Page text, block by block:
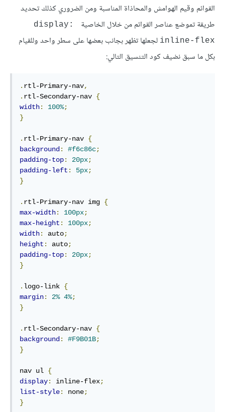
القوائم وقيم الهوامش والمحاذاة المناسبة ومن الضروري كذلك تحديد
طريقة تموضع عناصر القوائم من خلال الخاصية
display:
inline-flex لجعلها تظهر بجانب بعضها على سطر واحد وللقيام
بكل ما سبق نضيف كود التنسيق التالي:
. rtl-Primary-nav,
. rtl-Secondary-nav {
width: 100%;
}
. rtl-Primary-nav {
background : #f6c86c;
padding-top: 20px;
padding-left : 5px;
}
. rtl-Primary-nav img {
max-width: 100px;
max-height : 100px;
width: auto;
height : auto;
padding-top: 20px;
}
. logo-link {
margin: 2% 4%;
}
. rtl-Secondary-nav {
background : #F9B01B;
}
nav ul {
display: inline-flex;
list-style: none;
}